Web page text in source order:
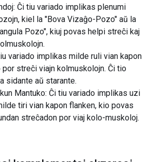
Ĉi tiu variado implikas plenumi
kiel la "Bova Vizaĝo-Pozo" aŭ la
Pozo", kiuj povas helpi streĉi kaj
variado implikas milde ruli vian kapon
streĉi viajn kolmuskolojn. Ĉi tio
sidante aŭ starante.
Mantuko: Ĉi tiu variado implikas uzi
tiri vian kapon flanken, kio povas
streĉadon por viaj kolo-muskoloj.